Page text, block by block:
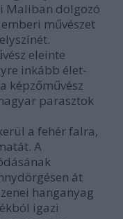
Maliban dolgozó
művészet
eleinte
inkább élet-
képzőművész
parasztok
a fehér falra,
A
át
hanganyag
igazi